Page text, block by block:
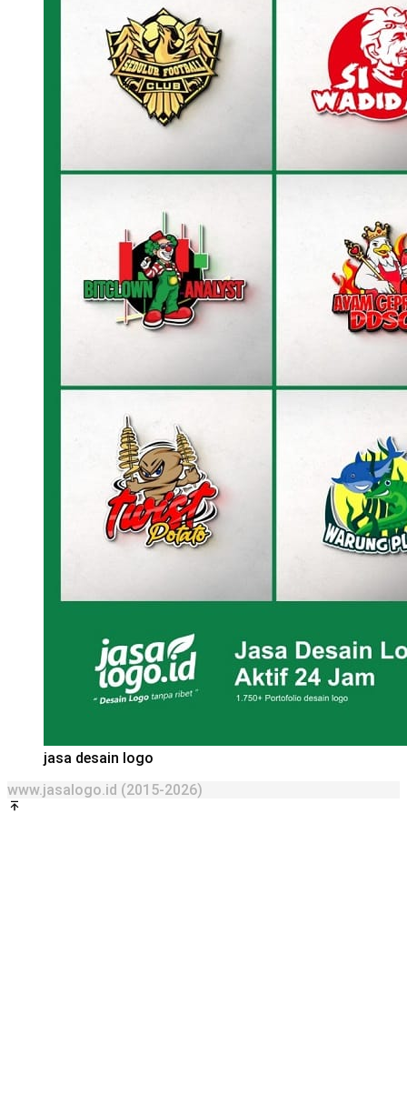
jasa desain logo
www.jasalogo.id (2015-2026)